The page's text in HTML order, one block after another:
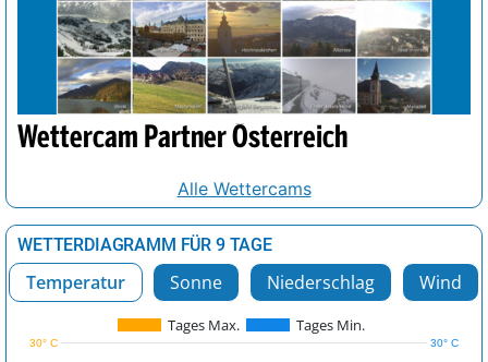
Wettercam Partner Österreich
Alle Wettercams
WETTERDIAGRAMM FÜR 9 TAGE
Temperatur Sonne Niederschlag Wind
Tages Max. Tages Min.
30° C 30° C